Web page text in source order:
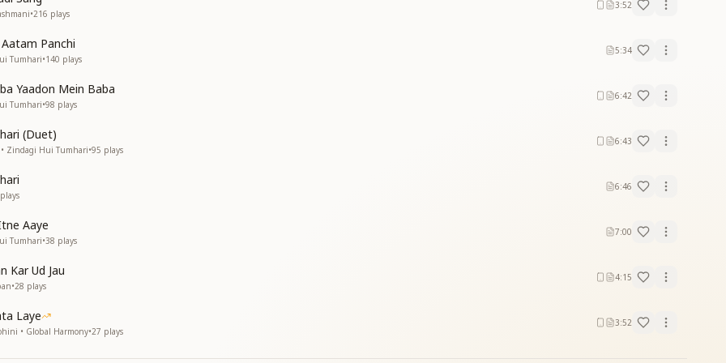
लीजिए
है मुस्कान
से पा लो वरदान
लीजिए
लीजिए
का हल मिलता है
कमल मिलता है
•216 plays
3:52
Panchi
Tumhari•140 plays
5:34
Yaadon Mein Baba
Tumhari•98 plays
6:42
(Duet)
Zindagi Hui Tumhari•95 plays
6:43
plays
6:46
Aaye
Tumhari•38 plays
7:00
Kar Ud Jau
•28 plays
4:15
Laye
• Global Harmony•27 plays
3:52